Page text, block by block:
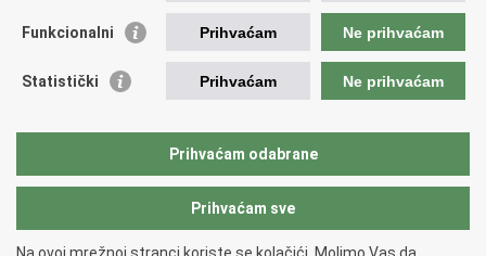
Strukturni i investicijski fondovi
Središnja agencija za financiranje i ugovaranje
Predstavništvo Europske komisije u Hrvatskoj
Europski parlament
Copyright © 2026 Ministarstvo regionalnoga razvoja i fondova Europske
Funkcionalni Prihvaćam Ne prihvaćam
Statistički Prihvaćam Ne prihvaćam
Prihvaćam odabrane
Prihvaćam sve